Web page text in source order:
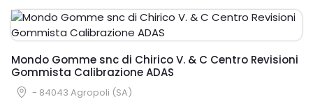
Mondo Gomme snc di Chirico V. & C Centro Revisioni
Gommista Calibrazione ADAS
- 84043 Agropoli (SA)